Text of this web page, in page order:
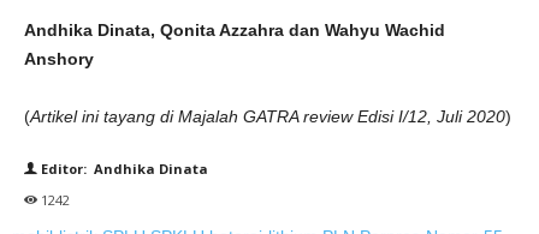
Andhika Dinata, Qonita Azzahra dan Wahyu Wachid
Anshory
(Artikel ini tayang di Majalah GATRA review Edisi I/12, Juli 2020)
Editor: Andhika Dinata
1242